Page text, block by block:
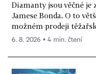
Diamanty jsou věčné je
Jamese Bonda. O to
možném prodeji
6. 8. 2026 ▪ 4 min. čtení